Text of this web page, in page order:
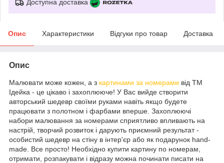
Доступна доставка
Опис Характеристики Відгуки про товар Доставка
Опис
Малювати може кожен, а з картинами за номерами від ТМ
Ідейка - це цікаво і захоплююче! У Вас вийде створити
авторський шедевр своїми руками навіть якщо будете
працювати з полотном і фарбами вперше. Захоплюючі
набори малювання за номерами сприятливо впливають на
настрій, творчий розвиток і дарують приємний результат -
особистий шедевр на стіну в інтер'єр або як подарунок hand-
made. Все просто! Необхідно купити картину по номерам,
отримати, розпакувати і відразу можна починати писати на